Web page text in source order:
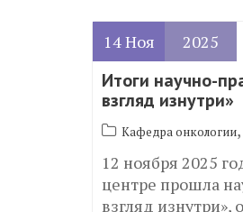
14Ноя 2025
Итоги научно-
взгляд изнутри»
Кафедра онкологии,
12 ноября 2025
центре прошла
взгляд